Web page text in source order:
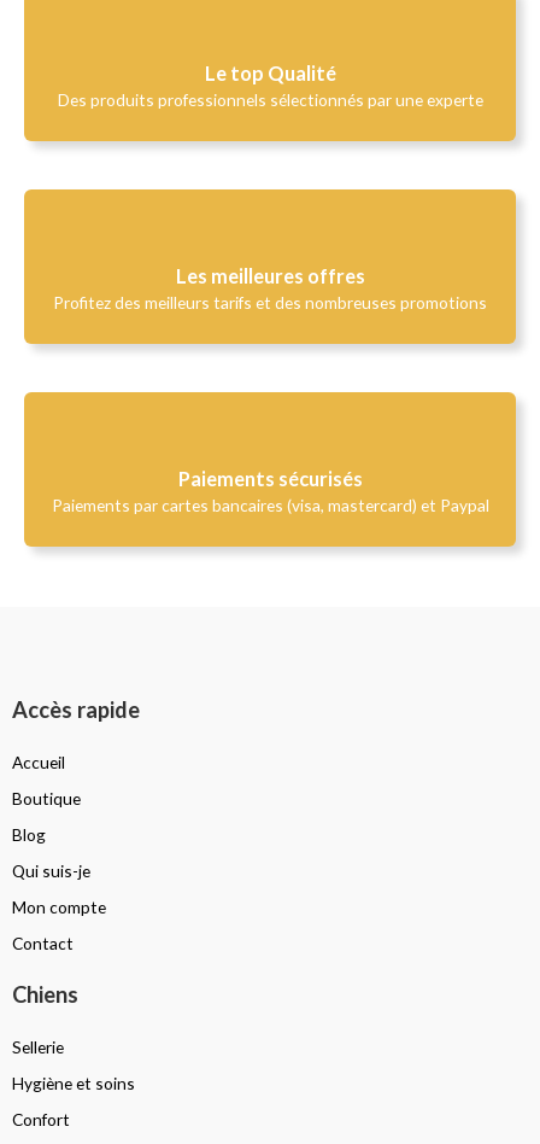
Le top Qualité​
Des produits professionnels sélectionnés par une experte
Les meilleures offres
Profitez des meilleurs tarifs et des nombreuses promotions
Paiements sécurisés
Paiements par cartes bancaires (visa, mastercard) et Paypal
Accès rapide
Accueil
Boutique
Blog
Qui suis-je
Mon compte
Contact
Chiens
Sellerie
Hygiène et soins
Confort